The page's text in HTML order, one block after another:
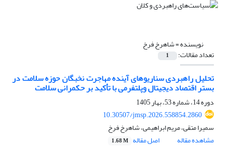
نویسنده =شاهرخ فرخ
تعداد مقالات: 1
تحلیل راهبردی سناریوهای آینده مهاجرت نخبگان حوزه سلامت در
بستر اقتصاد دیجیتال وپلتفرمی با تأکید بر حکمرانی سلامت
دوره 14، شماره 53، بهار 1405
10.30507/jmsp.2026.558854.2860
سمیرا متقی، مریم ابراهیمی، شاهرخ فرخ
مشاهده مقاله
اصل مقاله 1.68 M